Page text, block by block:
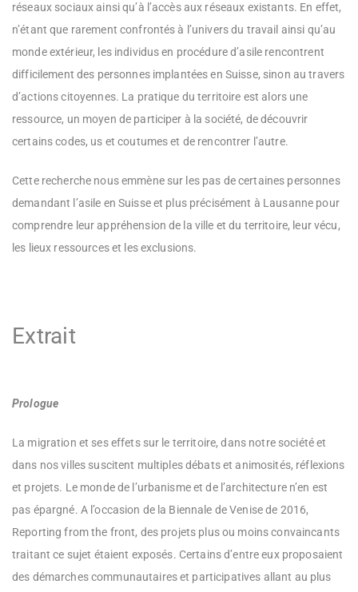
réseaux sociaux ainsi qu’à l’accès aux réseaux existants. En effet,
n’étant que rarement confrontés à l’univers du travail ainsi qu’au
monde extérieur, les individus en procédure d’asile rencontrent
difficilement des personnes implantées en Suisse, sinon au travers
d’actions citoyennes. La pratique du territoire est alors une
ressource, un moyen de participer à la société, de découvrir
certains codes, us et coutumes et de rencontrer l’autre.
Cette recherche nous emmène sur les pas de certaines personnes
demandant l’asile en Suisse et plus précisément à Lausanne pour
comprendre leur appréhension de la ville et du territoire, leur vécu,
les lieux ressources et les exclusions.
Extrait
Prologue
La migration et ses effets sur le territoire, dans notre société et
dans nos villes suscitent multiples débats et animosités, réflexions
et projets. Le monde de l’urbanisme et de l’architecture n’en est
pas épargné. A l’occasion de la Biennale de Venise de 2016,
Reporting from the front, des projets plus ou moins convaincants
traitant ce sujet étaient exposés. Certains d’entre eux proposaient
des démarches communautaires et participatives allant au plus